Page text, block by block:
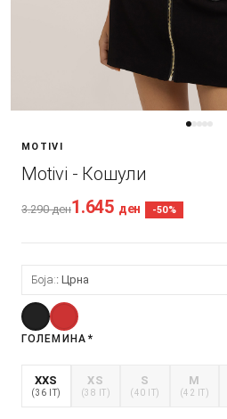
MOTIVI
Motivi - Кошули
3.290ден1.645 ден -50%
Боја: Црна
ГОЛЕМИНА *
XXS
(36 IT)
XS
(38 IT)
S
(40 IT)
M
(42 IT)